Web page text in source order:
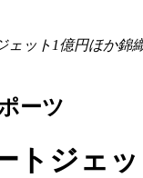
ェット1億円ほか錦
ーツ
トジェ